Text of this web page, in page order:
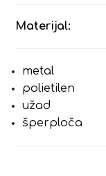
Materijal:
metal
polietilen
užad
šperploča